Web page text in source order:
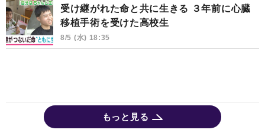
受け継がれた命と共に生きる ３年前に心臓
移植手術を受けた高校生
8/5 (水) 18:35
もっと見る